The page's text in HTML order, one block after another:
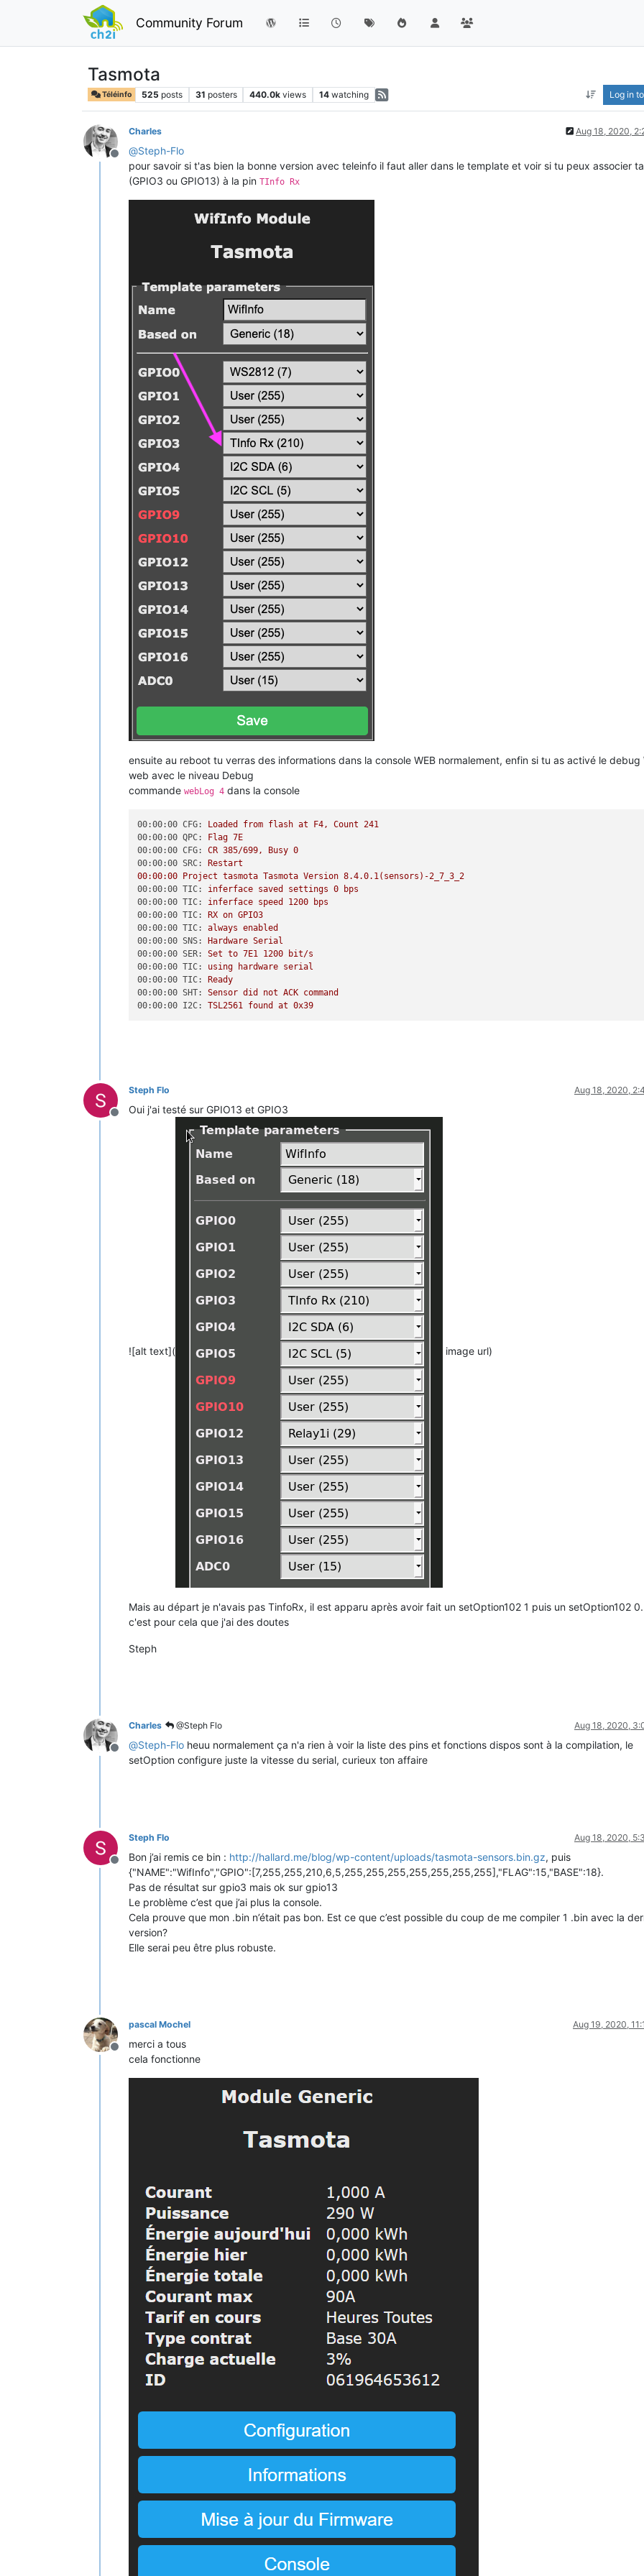
Community Forum
Tasmota
Téléinfo 525 posts 31 posters 440.0k views 14 watching Log in
Offline
Charles Aug 18, 2020,
@Steph-Flo
pour savoir si t'as bien la bonne version avec teleinfo il faut aller dans le template et voir si tu peux associer
(GPIO3 ou GPIO13) à la pin TInfo Rx
ensuite au reboot tu verras des informations dans la console WEB normalement, enfin si tu as activé le debug
web avec le niveau Debug
commande webLog 4 dans la console
00:00:00 CFG: Loaded from flash at F4, Count 241
00:00:00 QPC:
Flag 7E
00:00:00 CFG:
CR 385/699, Busy 0
00:00:00 SRC:
Restart
00:00:00 Project tasmota Tasmota Version 8.4.0.1(sensors)-2_7_3_2
00:00:00 TIC:
inferface saved settings 0
bps
00:00:00 TIC:
inferface speed 1200
bps
00:00:00 TIC:
RX on GPIO3
00:00:00 TIC:
always enabled
00:00:00 SNS:
Hardware Serial
00:00:00 SER:
Set to 7E1 1200
bit/s
00:00:00 TIC:
using hardware serial
00:00:00 TIC:
Ready
00:00:00 SHT:
Sensor did not ACK command
00:00:00 I2C:
TSL2561 found at 0x39
Offline
Steph Flo Aug 18, 2020,
Oui j'ai testé sur GPIO13 et GPIO3
![alt text]( image url)
Mais au départ je n'avais pas TinfoRx, il est apparu après avoir fait un setOption102 1 puis un setOption102 0.
c'est pour cela que j'ai des doutes
Steph
Offline
Charles @Steph Flo Aug 18, 2020,
@Steph-Flo heuu normalement ça n'a rien à voir la liste des pins et fonctions dispos sont à la compilation, le
setOption configure juste la vitesse du serial, curieux ton affaire
Offline
Steph Flo Aug 18, 2020,
Bon j’ai remis ce bin : http://hallard.me/blog/wp-content/uploads/tasmota-sensors.bin.gz, puis
{"NAME":"WifInfo","GPIO":[7,255,255,210,6,5,255,255,255,255,255,255,255],"FLAG":15,"BASE":18}.
Pas de résultat sur gpio3 mais ok sur gpio13
Le problème c’est que j’ai plus la console.
Cela prouve que mon .bin n’était pas bon. Est ce que c’est possible du coup de me compiler 1 .bin avec la
version?
Elle serai peu être plus robuste.
Offline
pascal Mochel Aug 19, 2020,
merci a tous
cela fonctionne